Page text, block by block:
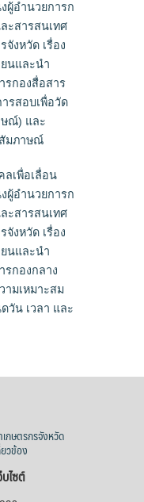
ผู้อำนวยการก
ะสารสนเทศ
งหวัด เรื่อง
นและนำ
รกองสื่อสาร
รสอบเพื่อวัด
ษณ์) และ
มภาษณ์
เพื่อเลื่อน
ผู้อำนวยการก
ะสารสนเทศ
งหวัด เรื่อง
นและนำ
รกองกลาง
ามเหมาะสม
วัน เวลา และ
กษตรกรจังหวัด
วข้อง
ไซต์